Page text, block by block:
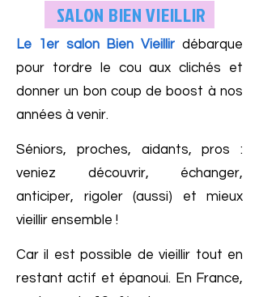
SALON BIEN VIEILLIR
Le 1er salon Bien Vieillirdébarque
pour tordre le cou aux clichés et
donner un bon coup de boost à nos
années à venir.
Séniors, proches, aidants, pros :
veniez découvrir, échanger,
anticiper, rigoler (aussi) et mieux
vieillir ensemble !
Car il est possible de vieillir tout en
restant actif et épanoui. En France,